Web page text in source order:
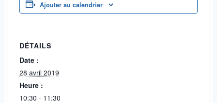
Ajouter au calendrier
DÉTAILS
Date :
28 avril 2019
Heure :
10:30 - 11:30